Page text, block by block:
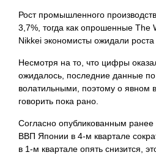
Рост промышленного
3,7%, тогда как опрошенные The
Nikkei экономисты ожидали роста
Несмотря на то, что цифры
ожидалось, последние данные
волатильными, поэтому о явном
говорить пока рано.
Согласно опубликованным
ВВП Японии в 4-м квартале
в 1-м квартале опять снизится,